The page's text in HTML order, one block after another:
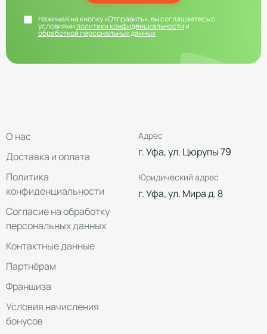
Нажимая на кнопку «Отправить», вы соглашаетесь с
условиямиполитики конфиденциальностии
обработкой персональных данных
О нас
Доставка и оплата
Политика
конфиденциальности
Согласие на обработку
персональных данных
Контактные данные
Партнёрам
Франшиза
Условия начисления
бонусов
Адрес
г. Уфа, ул. Цюрупы 79
Юридический адрес
г. Уфа, ул. Мира д. 8